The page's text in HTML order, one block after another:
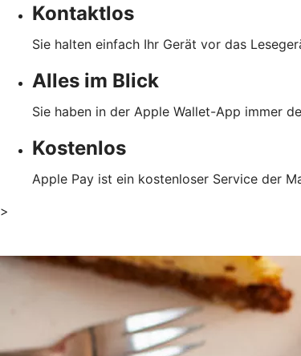
Kontaktlos
Sie halten einfach Ihr Gerät vor das
Alles im Blick
Sie haben in der Apple Wallet-App immer
Kostenlos
Apple Pay ist ein kostenloser Service der
>